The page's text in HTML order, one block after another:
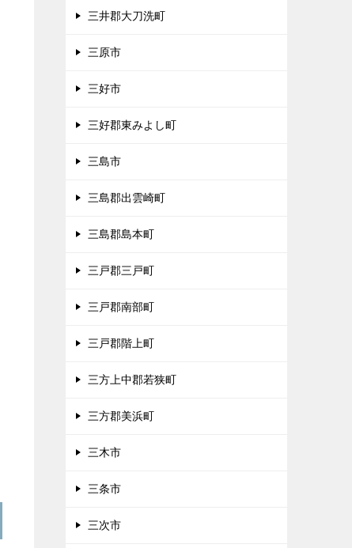
三井郡大刀洗町
三原市
三好市
三好郡東みよし町
三島市
三島郡出雲崎町
三島郡島本町
三戸郡三戸町
三戸郡南部町
三戸郡階上町
三方上中郡若狭町
三方郡美浜町
三木市
三条市
三次市